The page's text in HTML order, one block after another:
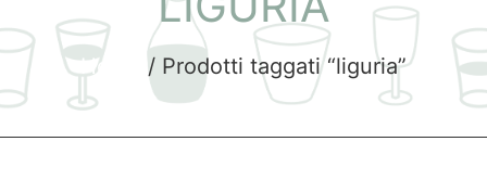
Home / Prodotti taggati “liguria”